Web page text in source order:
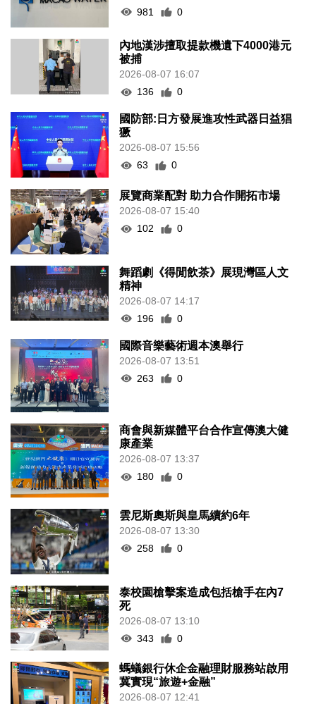
981 0
內地漢涉擅取提款機遺下4000港元
被捕
2026-08-07 16:07
136
0
國防部:日方發展進攻性武器日益猖
獗
2026-08-07 15:56
63
0
展覽商業配對 助力合作開拓市場
2026-08-07 15:40
102
0
舞蹈劇《得閒飲茶》展現灣區人文
精神
2026-08-07 14:17
196
0
國際音樂藝術週本澳舉行
2026-08-07 13:51
263
0
商會與新媒體平台合作宣傳澳大健
康產業
2026-08-07 13:37
180
0
雲尼斯奧斯與皇馬續約6年
2026-08-07 13:30
258
0
泰校園槍擊案造成包括槍手在內7
死
2026-08-07 13:10
343
0
螞蟻銀行休企金融理財服務站啟用
冀實現“旅遊+金融”
2026-08-07 12:41